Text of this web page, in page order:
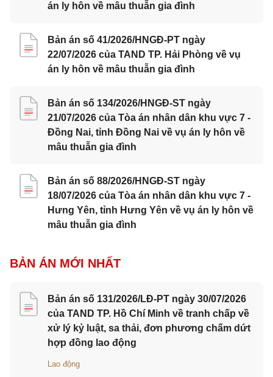
án ly hôn về mâu thuẫn gia đình
Bản án số 41/2026/HNGĐ-PT ngày
22/07/2026 của TAND TP. Hải Phòng về vụ
án ly hôn về mâu thuẫn gia đình
Bản án số 134/2026/HNGĐ-ST ngày
21/07/2026 của Tòa án nhân dân khu vực 7 -
Đồng Nai, tỉnh Đồng Nai về vụ án ly hôn về
mâu thuẫn gia đình
Bản án số 88/2026/HNGĐ-ST ngày
18/07/2026 của Tòa án nhân dân khu vực 7 -
Hưng Yên, tỉnh Hưng Yên về vụ án ly hôn về
mâu thuẫn gia đình
BẢN ÁN MỚI NHẤT
Bản án số 131/2026/LĐ-PT ngày 30/07/2026
của TAND TP. Hồ Chí Minh về tranh chấp về
xử lý kỷ luật, sa thải, đơn phương chấm dứt
hợp đồng lao động
Lao động